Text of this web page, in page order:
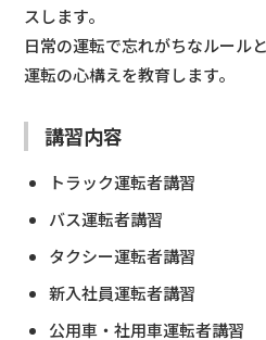
スします。
日常の運転で忘れがちなルール
運転の心構えを教育します。
講習内容
トラック運転者講習
バス運転者講習
タクシー運転者講習
新入社員運転者講習
公用車・社用車運転者講習